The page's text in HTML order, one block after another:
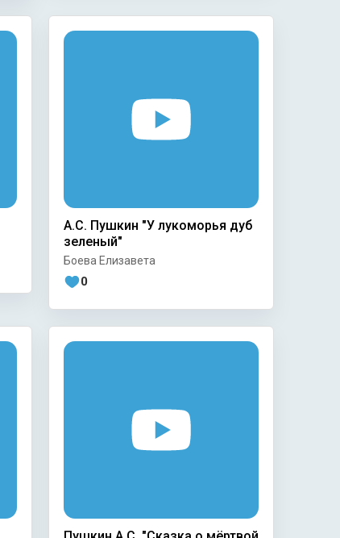
А.С. Пушкин "У лукоморья дуб
зеленый"
Боева Елизавета
0